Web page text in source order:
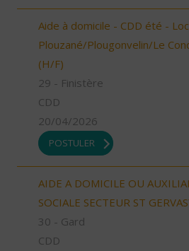
Aide à domicile - CDD été -
Plouzané/Plougonvelin/Le
(H/F)
29 - Finistère
CDD
20/04/2026
POSTULER
AIDE A DOMICILE OU
SOCIALE SECTEUR ST
30 - Gard
CDD